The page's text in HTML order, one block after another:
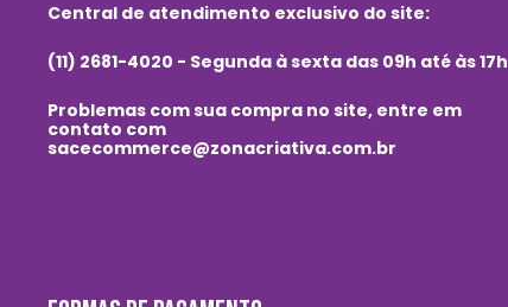
Central de atendimento exclusivo do site:
(11) 2681-4020 - Segunda à sexta das 09h até às 17h
Problemas com sua compra no site, entre em
contato com
sacecommerce@zonacriativa.com.br